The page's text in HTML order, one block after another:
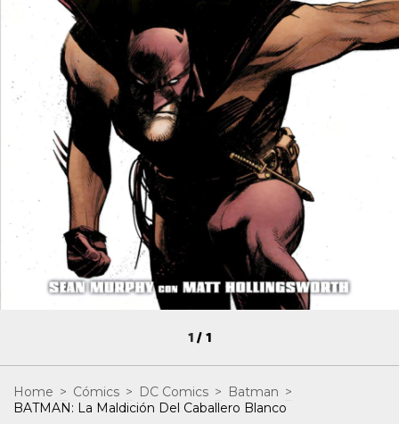
1/1
Home > Cómics > DC Comics > Batman >
BATMAN: La Maldición Del Caballero Blanco